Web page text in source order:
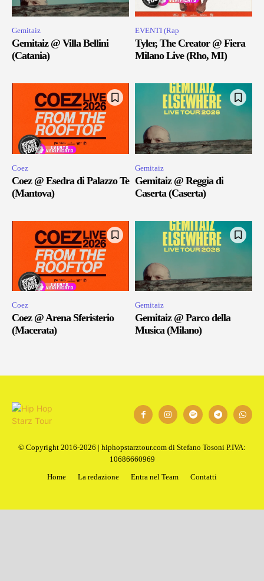
Gemitaiz
Gemitaiz @ Villa Bellini
(Catania)
EVENTI (Rap
Tyler, The Creator @ Fiera
Milano Live (Rho, MI)
Coez
Coez @ Esedra di Palazzo Te
(Mantova)
Gemitaiz
Gemitaiz @ Reggia di
Caserta (Caserta)
Coez
Coez @ Arena Sferisterio
(Macerata)
Gemitaiz
Gemitaiz @ Parco della
Musica (Milano)
© Copyright 2016-2026 | hiphopstarztour.com di Stefano Tosoni P.IVA:
10686660969
Home
La redazione Entra nel Team Contatti